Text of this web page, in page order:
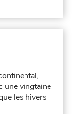
une vingtaine
les hivers